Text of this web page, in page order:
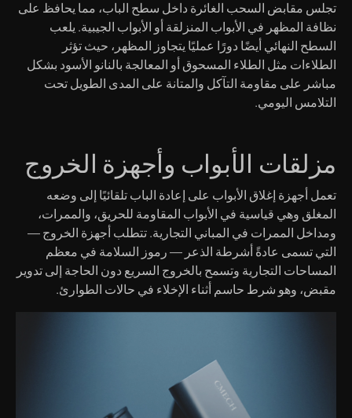
تجلس مقابض السحب الغائرة داخل سطح الباب، مما يحافظ على
نظافة المظهر في الأبواب المنزلقة أو الأبواب الجيبية. يلعب
السطح النهائي أيضًا دورًا عمليًا يتجاوز المظهر، حيث تؤثر
الطلاءات مثل الطلاء المسحوق أو المعالجة بالنانو الأسود بشكل
مباشر على مقاومة التآكل والمتانة على المدى الطويل تحت
التلامس اليومي.
مزلقات الأبواب وأجهزة الخروج
تعمل أجهزة إغلاق الأبواب على إعادة الباب تلقائيًا إلى وضعه
المغلق وهي قياسية في الأبواب المقاومة للحريق، والممرات،
ومداخل الممرات في المباني التجارية. تتطلب أجهزة الخروج —
التي تسمى عادةً أشرطة الذعر — رموز السلامة في معظم
المساحات التجارية وتسمح بالخروج السريع دون الحاجة إلى تدوير
مقبض، وهو شرط حاسم أثناء الإخلاء في حالات الطوارئ.